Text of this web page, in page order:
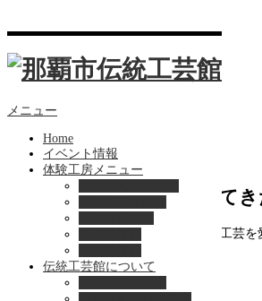
メニュー
Home
イベント情報
体験工房メニュー
伝統工芸館について
那覇で生まれ、育くまれて
５つの工芸が織りなす伝統の深みを、工芸
たい・・・。それが我々の思い